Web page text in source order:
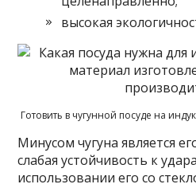
высокая
Готовить в чугунной посуде на
Минусом чугуна является
слабая устойчивость к
использовании его со